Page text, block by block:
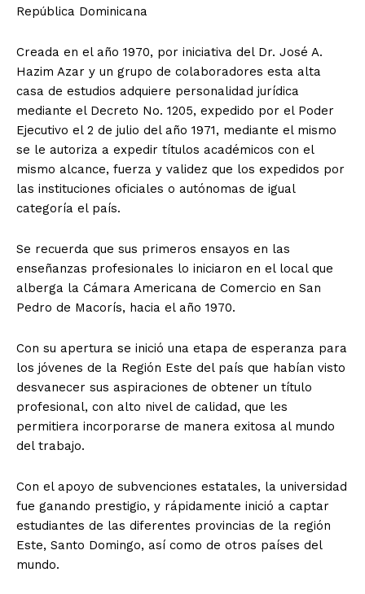
República Dominicana
Creada en el año 1970, por iniciativa del Dr. José A.
Hazim Azar y un grupo de colaboradores esta alta
casa de estudios adquiere personalidad jurídica
mediante el Decreto No. 1205, expedido por el Poder
Ejecutivo el 2 de julio del año 1971, mediante el mismo
se le autoriza a expedir títulos académicos con el
mismo alcance, fuerza y validez que los expedidos por
las instituciones oficiales o autónomas de igual
categoría el país.
Se recuerda que sus primeros ensayos en las
enseñanzas profesionales lo iniciaron en el local que
alberga la Cámara Americana de Comercio en San
Pedro de Macorís, hacia el año 1970.
Con su apertura se inició una etapa de esperanza para
los jóvenes de la Región Este del país que habían visto
desvanecer sus aspiraciones de obtener un título
profesional, con alto nivel de calidad, que les
permitiera incorporarse de manera exitosa al mundo
del trabajo.
Con el apoyo de subvenciones estatales, la universidad
fue ganando prestigio, y rápidamente inició a captar
estudiantes de las diferentes provincias de la región
Este, Santo Domingo, así como de otros países del
mundo.